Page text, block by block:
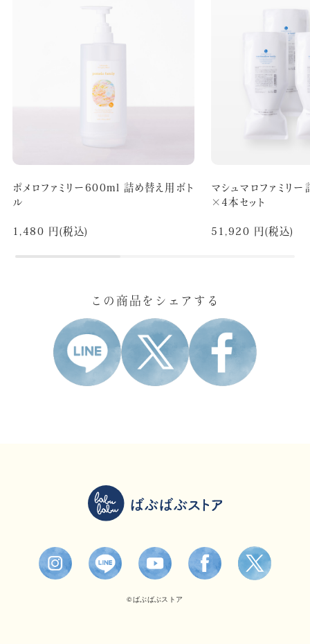
ポメロファミリー600ml 詰め替え用ボト
ル
1,480 円(税込)
マシュマロファミリ
×4本セット
51,920 円(税込)
この商品をシェアする
©ばぶばぶストア